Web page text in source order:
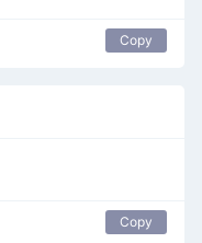
Copy
Copy